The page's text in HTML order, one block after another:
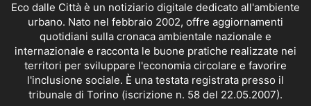
Eco dalle Città è un notiziario digitale dedicato all'ambiente
urbano. Nato nel febbraio 2002, offre aggiornamenti
quotidiani sulla cronaca ambientale nazionale e
internazionale e racconta le buone pratiche realizzate nei
territori per sviluppare l'economia circolare e favorire
l'inclusione sociale. È una testata registrata presso il
tribunale di Torino (iscrizione n. 58 del 22.05.2007).